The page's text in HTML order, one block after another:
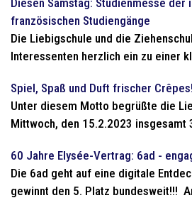
Diesen Samstag: Studienmesse
französischen Studiengänge
Die Liebigschule und die
Interessenten herzlich ein zu einer
Spiel, Spaß und Duft frischer Crêpes!
Unter diesem Motto begrüßte die
Mittwoch, den 15.2.2023 insgesamt
60 Jahre Elysée-Vertrag: 6ad -
Die 6ad geht auf eine digitale
gewinnt den 5. Platz bundesweit!!!